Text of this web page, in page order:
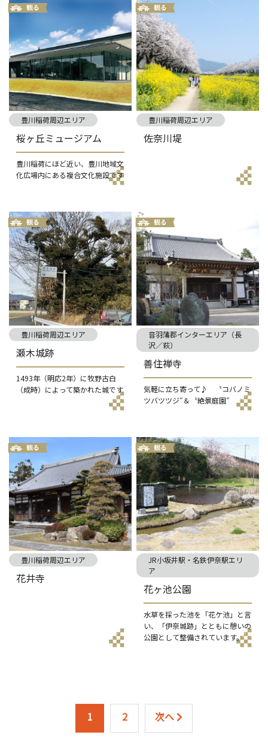
豊川稲荷周辺エリア
桜ヶ丘ミュージアム
豊川稲荷にほど近い、豊川地域文
化広場内にある複合文化施設です
豊川稲荷周辺エリア
佐奈川堤
豊川稲荷周辺エリア
瀬木城跡
1493年（明応2年）に牧野古白
（成時）によって築かれた城です
音羽蒲郡インターエリア（長
沢／萩）
善住禅寺
気軽に立ち寄って♪ 〝コバノミ
ツバツツジ″＆〝絶景庭園″
豊川稲荷周辺エリア
花井寺
JR小坂井駅・名鉄伊奈駅エリ
ア
花ヶ池公園
水草を採った池を「花ケ池」と言
い、「伊奈城跡」とともに憩いの
公園として整備されています。
1 2 次へ